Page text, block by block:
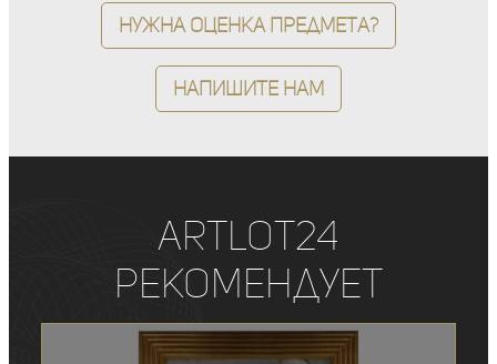
Нужна оценка предмета?
Напишите нам
ArtLot24
рекомендует